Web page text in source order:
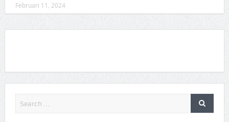
Februari 11, 2024